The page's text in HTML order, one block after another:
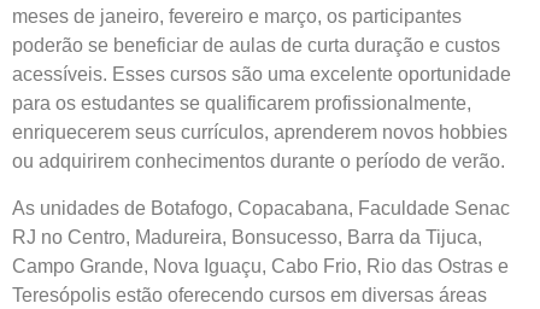
meses de janeiro, fevereiro e março, os participantes
poderão se beneficiar de aulas de curta duração e custos
acessíveis. Esses cursos são uma excelente oportunidade
para os estudantes se qualificarem profissionalmente,
enriquecerem seus currículos, aprenderem novos hobbies
ou adquirirem conhecimentos durante o período de verão.
As unidades de Botafogo, Copacabana, Faculdade Senac
RJ no Centro, Madureira, Bonsucesso, Barra da Tijuca,
Campo Grande, Nova Iguaçu, Cabo Frio, Rio das Ostras e
Teresópolis estão oferecendo cursos em diversas áreas